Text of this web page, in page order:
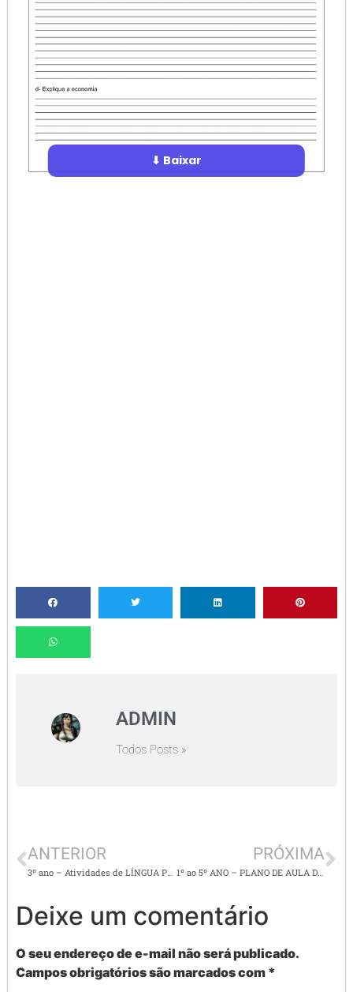
⬇ Baixar
ADMIN
Todos Posts »
ANTERIOR PRÓXIMA
1º ao 5º ANO – PLANO DE AULA DE EDUCAÇÃO FÍSICA COM VIDEOAULA
Deixe um comentário
O seu endereço de e-mail não será publicado.
Campos obrigatórios são marcados com *